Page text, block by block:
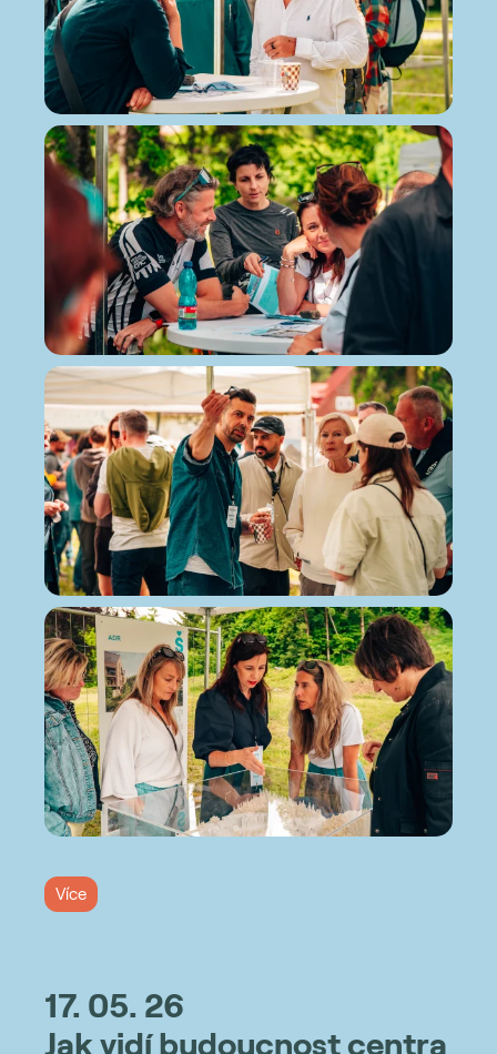
Více
17. 05. 26
Jak vidí budoucnost centra